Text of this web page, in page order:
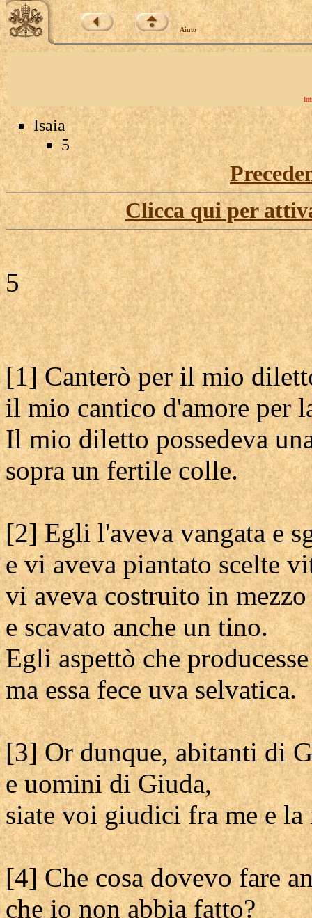
Aiuto
Isaia
5
Clicca qui per
5
[1] Canterò per il mio
il mio cantico d'amore per
Il mio diletto possedeva
sopra un fertile colle.
[2] Egli l'aveva vangata e
e vi aveva piantato scelte
vi aveva costruito in
e scavato anche un tino.
Egli aspettò che
ma essa fece uva selvatica.
[3] Or dunque, abitanti di
e uomini di Giuda,
siate voi giudici fra me e la
[4] Che cosa dovevo fare
che io non abbia fatto?